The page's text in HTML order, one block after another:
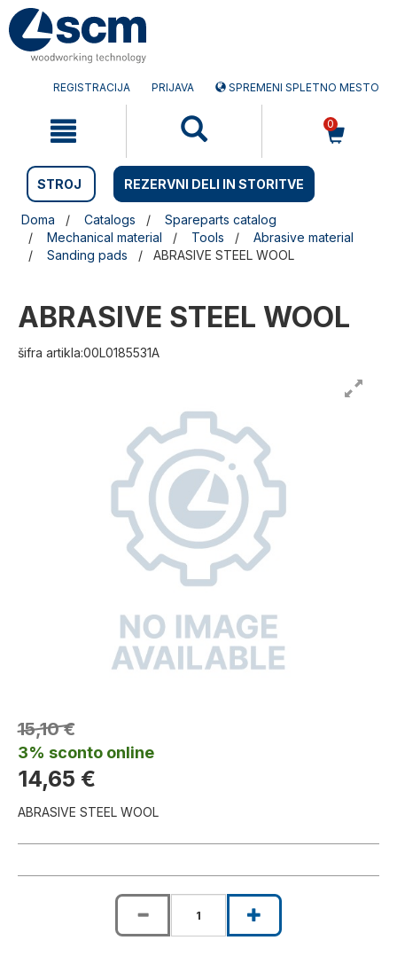
Preskočite
na
vsebino
Preskočite
na
navigacijski
REGISTRACIJA PRIJAVA SPREMENI SPLETNO MESTO
0
STROJ REZERVNI DELI IN STORITVE
Doma Catalogs
Spareparts catalog
Mechanical material
Tools
Abrasive material
Sanding pads
ABRASIVE STEEL WOOL
ABRASIVE STEEL WOOL
šifra artikla:00L0185531A
15,10 €
3% sconto online
14,65 €
ABRASIVE STEEL WOOL